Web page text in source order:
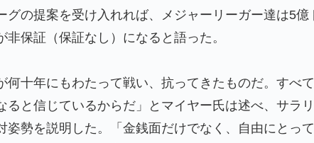
‥」
い日本でこんなものが売れてるらしい！ｗ」外国人が驚い
くて他人に迷惑をかけないというけど、実際の現地の様子
小規模だけどお勧めな日本の観光名所／お店に対する海外の
グの提案を受け入れれば、メジャーリーガー達は5億
保証（保証なし）になると語った。
何十年にもわたって戦い、抗ってきたものだ。すべ
ると信じているからだ」とマイヤー氏は述べ、サラ
姿勢を説明した。「金銭面だけでなく、自由にとっ